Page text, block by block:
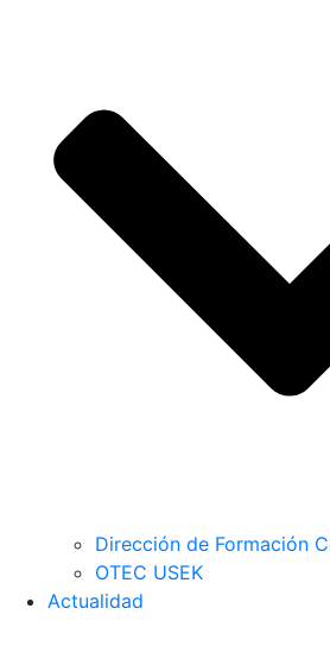
Dirección de Formación
OTEC USEK
Actualidad